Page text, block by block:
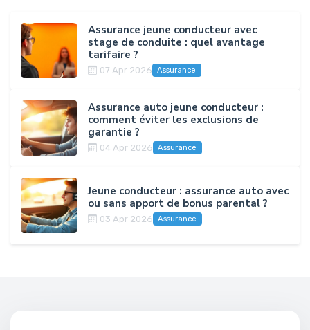
Assurance jeune conducteur avec
stage de conduite : quel avantage
tarifaire ?
07 Apr 2026 Assurance
Assurance auto jeune conducteur :
comment éviter les exclusions de
garantie ?
04 Apr 2026 Assurance
Jeune conducteur : assurance auto avec
ou sans apport de bonus parental ?
03 Apr 2026 Assurance